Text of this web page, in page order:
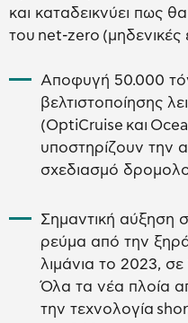
και καταδεικνύει πως
του net-zero
Αποφυγή 50.000
βελτιστοποίησης
(OptiCruise και
υποστηρίζουν την
σχεδιασμό
Σημαντική αύξηση
ρεύμα από την
λιμάνια το 2023,
Όλα τα νέα πλοία
την τεχνολογία